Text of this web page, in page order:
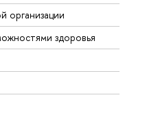
организации
здоровья